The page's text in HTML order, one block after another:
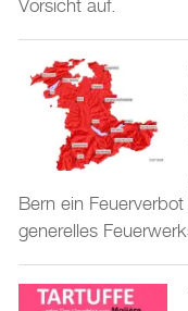
Vorsicht auf.
Bern ein
generelles